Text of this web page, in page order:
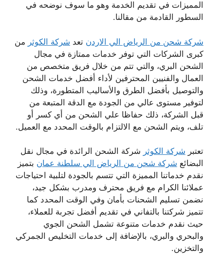
المميزات في تقديم الخدمة وهو ما سوف نوضحه في
السطور القادمة من مقالنا.
شركة شحن من الرياض الي الاردن تعد شركة الكوثر من
كبرى الشركات التي توفر خدمات ممتازة في مجال
الشحن البري، والتي تتم من خلال فريق متخصص من
العمال والفنيين المحترفين لأداء أفضل خدمات الشحن
والتوصيل بأفضل الطرق والأساليب المتطورة، وذلك
لتوفير مستوى عالي من الجودة مع الدقة المتبعة من
قبل الشركة، ذلك حفاظا علي الشحن من أي كسر أو
تلف، ويتم الشحن مع الالتزام بالوقت المحدد مع العميل.
تعتبر شركة الكوثر شركة الشحن الرائدة في مجال نقل
البضائع شركة شحن من الرياض الي سلطنة عمان بتميز
نقدم خدماتنا المميزة التي تتسم بالجودة لتلبية احتياجات
عملائنا الكرام مع فريق محترف ومدرب بشكل جيد،
نضمن تسليم الشحنات بأمان وفي الوقت المحدد كما
تتميز شركتنا بالتفاني في تقديم أفضل تجربة للعملاء،
حيث نقدم خدمات متنوعة تشمل الشحن الجوي
والبحري والبري، بالإضافة إلى خدمات التخليص الجمركي
والتخزين.